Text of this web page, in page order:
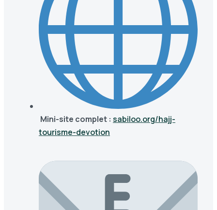
Mini-site complet : sabiloo.org/hajj-
tourisme-devotion